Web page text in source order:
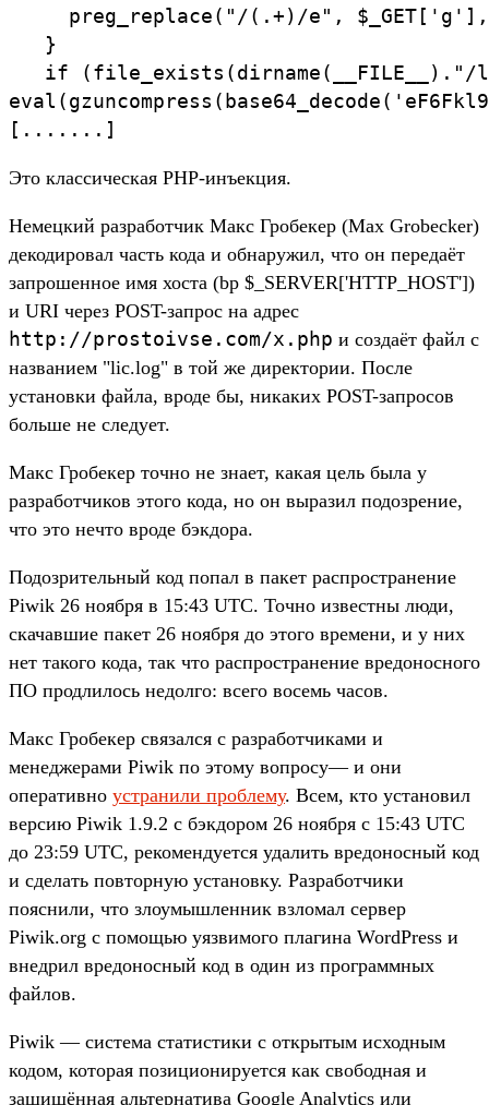
preg_replace("/(.+)/e",
   }
if (file_exists(dirname(__FILE__)."/
[.......]
Это классическая PHP-инъекция.
Немецкий разработчик Макс Гробекер (Max Grobecker)
декодировал часть кода и обнаружил, что он передаёт
запрошенное имя хоcта (bp $_SERVER['HTTP_HOST'])
и URI через POST-запрос на адрес
http://prostoivse.com/x.php и создаёт файл с
названием "lic.log" в той же директории. После
установки файла, вроде бы, никаких POST-запросов
больше не следует.
Макс Гробекер точно не знает, какая цель была у
разработчиков этого кода, но он выразил подозрение,
что это нечто вроде бэкдора.
Подозрительный код попал в пакет распространение
Piwik 26 ноября в 15:43 UTC. Точно известны люди,
скачавшие пакет 26 ноября до этого времени, и у них
нет такого кода, так что распространение вредоносного
ПО продлилось недолго: всего восемь часов.
Макс Гробекер связался с разработчиками и
менеджерами Piwik по этому вопросу— и они
оперативно устранили проблему. Всем, кто установил
версию Piwik 1.9.2 с бэкдором 26 ноября с 15:43 UTC
до 23:59 UTC, рекомендуется удалить вредоносный код
и сделать повторную установку. Разработчики
пояснили, что злоумышленник взломал сервер
Piwik.org с помощью уязвимого плагина WordPress и
внедрил вредоносный код в один из программных
файлов.
Piwik — система статистики с открытым исходным
кодом, которая позиционируется как свободная и
защищённая альтернатива Google Analytics или